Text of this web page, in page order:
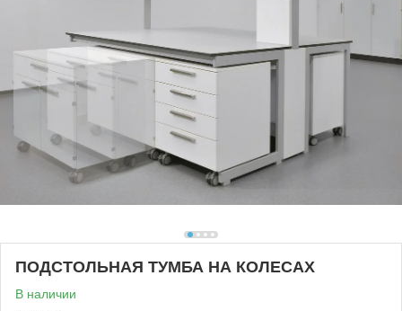
ПОДСТОЛЬНАЯ ТУМБА НА КОЛЕСАХ
В наличии